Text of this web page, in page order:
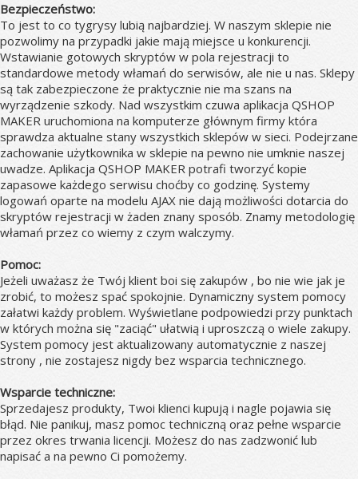
Bezpieczeństwo:
To jest to co tygrysy lubią najbardziej. W naszym sklepie nie
pozwolimy na przypadki jakie mają miejsce u konkurencji.
Wstawianie gotowych skryptów w pola rejestracji to
standardowe metody włamań do serwisów, ale nie u nas. Sklepy
są tak zabezpieczone że praktycznie nie ma szans na
wyrządzenie szkody. Nad wszystkim czuwa aplikacja QSHOP
MAKER uruchomiona na komputerze głównym firmy która
sprawdza aktualne stany wszystkich sklepów w sieci. Podejrzane
zachowanie użytkownika w sklepie na pewno nie umknie naszej
uwadze. Aplikacja QSHOP MAKER potrafi tworzyć kopie
zapasowe każdego serwisu choćby co godzinę. Systemy
logowań oparte na modelu AJAX nie dają możliwości dotarcia do
skryptów rejestracji w żaden znany sposób. Znamy metodologię
włamań przez co wiemy z czym walczymy.
Pomoc:
Jeżeli uważasz że Twój klient boi się zakupów , bo nie wie jak je
zrobić, to możesz spać spokojnie. Dynamiczny system pomocy
załatwi każdy problem. Wyświetlane podpowiedzi przy punktach
w których można się "zaciąć" ułatwią i uproszczą o wiele zakupy.
System pomocy jest aktualizowany automatycznie z naszej
strony , nie zostajesz nigdy bez wsparcia technicznego.
Wsparcie techniczne:
Sprzedajesz produkty, Twoi klienci kupują i nagle pojawia się
błąd. Nie panikuj, masz pomoc techniczną oraz pełne wsparcie
przez okres trwania licencji. Możesz do nas zadzwonić lub
napisać a na pewno Ci pomożemy.